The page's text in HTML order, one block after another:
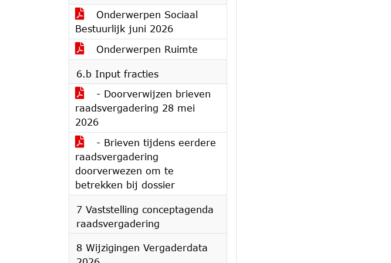
Onderwerpen Sociaal
Bestuurlijk juni 2026
Onderwerpen Ruimte
6.b Input fracties
- Doorverwijzen brieven
raadsvergadering 28 mei
2026
- Brieven tijdens eerdere
raadsvergadering
doorverwezen om te
betrekken bij dossier
7 Vaststelling conceptagenda
raadsvergadering
8 Wijzigingen Vergaderdata